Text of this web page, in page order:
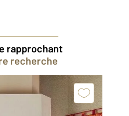
rapprochant
recherche